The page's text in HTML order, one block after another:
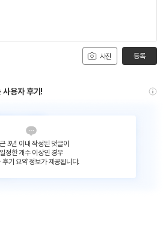
사진 등록
용자 후기!
3년 이내 작성된 댓글이
일정한 개수 이상인 경우
후기 요약 정보가 제공됩니다.